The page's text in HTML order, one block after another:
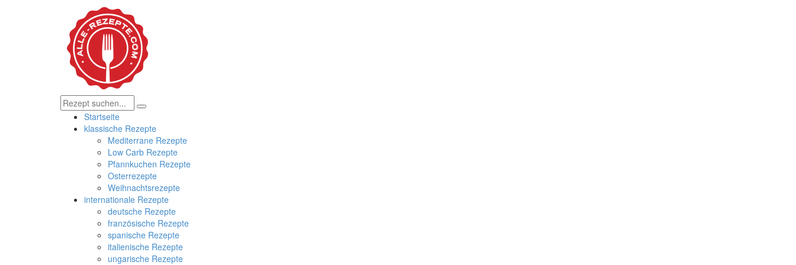
Startseite
klassische Rezepte
Mediterrane Rezepte
Low Carb Rezepte
Pfannkuchen Rezepte
Osterrezepte
Weihnachtsrezepte
internationale Rezepte
deutsche Rezepte
französische Rezepte
spanische Rezepte
italienische Rezepte
ungarische Rezepte